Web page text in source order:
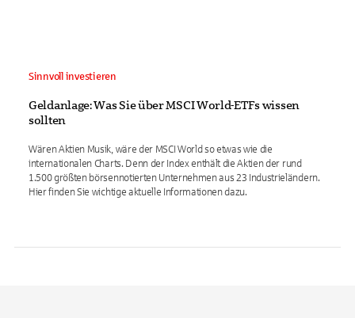
Sinnvoll investieren
Geldanlage: Was Sie über MSCI World-ETFs wissen
sollten
Wären Aktien Musik, wäre der MSCI World so etwas wie die
internationalen Charts. Denn der Index enthält die Aktien der rund
1.500 größten börsennotierten Unternehmen aus 23 Industrieländern.
Hier finden Sie wichtige aktuelle Informationen dazu.